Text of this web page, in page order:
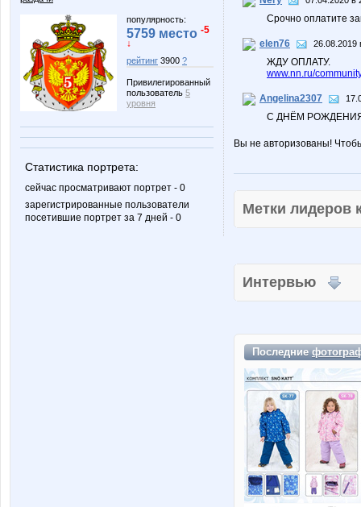
популярность:
5759 место -5
↓
рейтинг 3900 ?
Привилегированный
пользователь 5
уровня
Статистика портрета:
сейчас просматривают портрет - 0
зарегистрированные пользователи
посетившие портрет за 7 дней - 0
Срочно оплатите
elen76 26.08.2019
ЖДУ ОПЛАТУ.
www.nn.ru/
Angelina2307
С ДНЁМ
Вы не авторизованы!
Метки
Интервью
Последние